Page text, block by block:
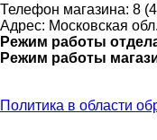
Телефон магазина: 8
Адрес: Московская
Режим работы
Режим работы
Политика в области